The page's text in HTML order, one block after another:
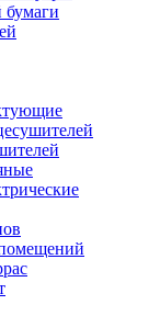
бумаги